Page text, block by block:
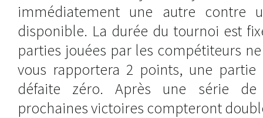
immédiatement une autre contre
disponible. La durée du tournoi est
parties jouées par les compétiteurs
vous rapportera 2 points, une
défaite zéro. Après une série
prochaines victoires compteront